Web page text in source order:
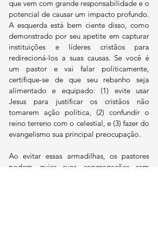
que vem com grande responsabilidade e o
potencial de causar um impacto profundo.
A esquerda está bem ciente disso, como
demonstrado por seu apetite em capturar
instituições e líderes cristãos para
redirecioná-los a suas causas. Se você é
um pastor e vai falar politicamente,
certifique-se de que seu rebanho seja
alimentado e equipado: (1) evite usar
Jesus para justificar os cristãos não
tomarem ação política, (2) confundir o
reino terreno com o celestial, e (3) fazer do
evangelismo sua principal preocupação.
Ao evitar essas armadilhas, os pastores
podem guiar suas congregações sem